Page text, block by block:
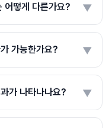
어떻게 다른가요? ▼
가능한가요? ▼
가 나타나나요? ▼